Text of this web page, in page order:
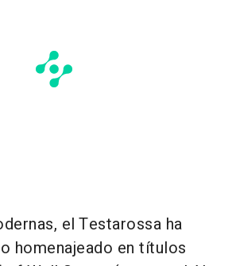
el Testarossa ha
homenajeado en títulos